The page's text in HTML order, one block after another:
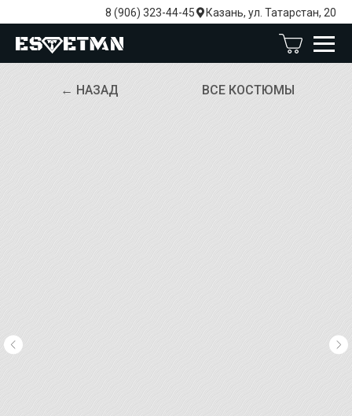
8 (906) 323-44-45 Казань, ул. Татарстан, 20
ВСЕ КОСТЮМЫ
← НАЗАД